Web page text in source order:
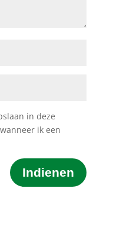
in deze
ik een
Indienen